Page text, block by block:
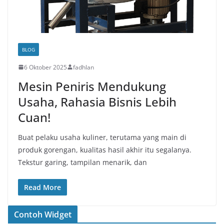
BLOG
6 Oktober 2025 fadhlan
Mesin Peniris Mendukung
Usaha, Rahasia Bisnis Lebih
Cuan!
Buat pelaku usaha kuliner, terutama yang main di
produk gorengan, kualitas hasil akhir itu segalanya.
Tekstur garing, tampilan menarik, dan
Read More
Contoh Widget